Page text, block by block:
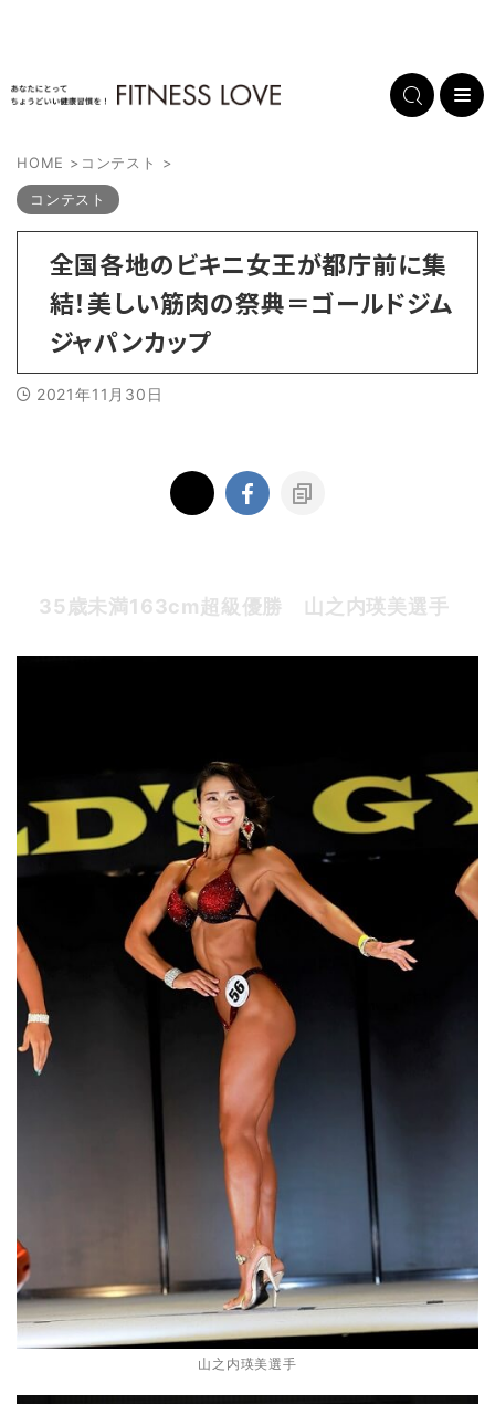
HOME > コンテスト >
コンテスト
全国各地のビキニ女王が都庁前に集
結！美しい筋肉の祭典＝ゴールドジム
ジャパンカップ
2021年11月30日
35歳未満163cm超級優勝 山之内瑛美選手
山之内瑛美選手